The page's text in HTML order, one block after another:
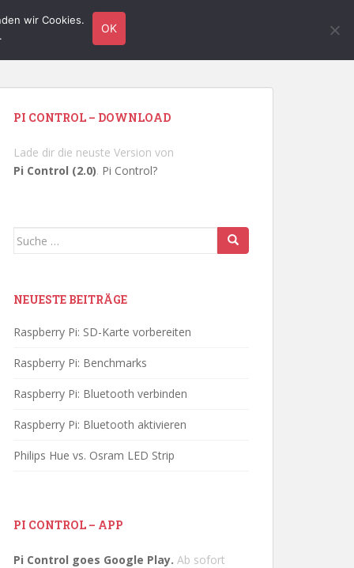
TUTORIALS HARDWARE
PI CONTROL – DOWNLOAD
Lade dir die neuste Version von
Pi Control (2.0). Pi Control?
Suche
NEUESTE BEITRÄGE
Raspberry Pi: SD-Karte vorbereiten
Raspberry Pi: Benchmarks
Raspberry Pi: Bluetooth verbinden
Raspberry Pi: Bluetooth aktivieren
Philips Hue vs. Osram LED Strip
PI CONTROL – APP
Pi Control goes Google Play. Ab sofort
wir Cookies.
OK